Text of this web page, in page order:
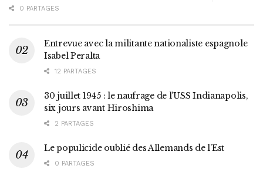
0 PARTAGES
Entrevue avec la militante nationaliste espagnole
Isabel Peralta
12 PARTAGES
30 juillet 1945 : le naufrage de l’USS Indianapolis,
six jours avant Hiroshima
2 PARTAGES
Le populicide oublié des Allemands de l’Est
0 PARTAGES